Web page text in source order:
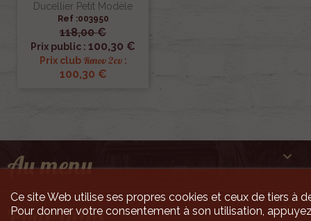
Ducellier Petit Modèle
Ref :003950
118,00 €
Prix public : 100,30 €
Prix club Renov 2cv:
100,30 €
Au menu 

Ce site Web utilise ses propres cookies et ceux de tiers à
Pour donner votre consentement à son utilisation,